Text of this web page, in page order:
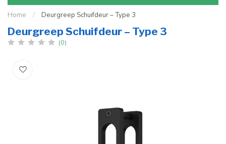
Home / Deurgreep Schuifdeur – Type 3
Deurgreep Schuifdeur – Type 3
(0)